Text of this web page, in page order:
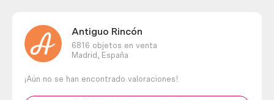
Antiguo Rincón
6816 objetos en venta
Madrid,
España
¡Aún no se han encontrado valoraciones!